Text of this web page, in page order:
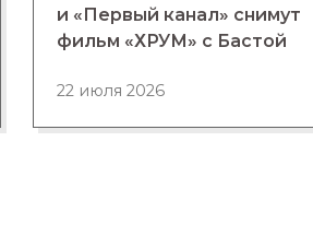
и «Первый канал» снимут
фильм «ХРУМ» с Бастой
22 июля 2026